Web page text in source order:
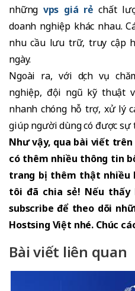
những vps giá rẻ chất
doanh nghiệp khác nhau.
nhu cầu lưu trữ, truy cập
ngày.
Ngoài ra, với dịch vụ
nghiệp, đội ngũ kỹ thuật
nhanh chóng hỗ trợ, xử lý
giúp người dùng có được sự
Như vậy, qua bài viết
có thêm nhiều thông tin
trang bị thêm thật nhiều
tôi đã chia sẻ! Nếu
subscribe để theo dõi
Hostsing Việt nhé. Chúc
Bài viết liên quan